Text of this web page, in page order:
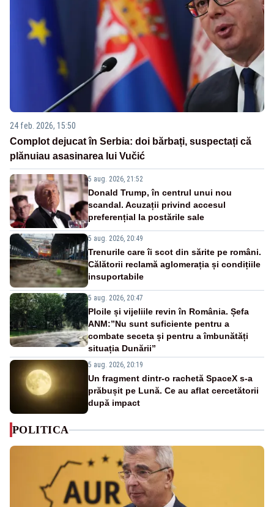
24 feb. 2026, 15:50
Complot dejucat în Serbia: doi bărbați, suspectați că
plănuiau asasinarea lui Vučić
5 aug. 2026, 21:52
Donald Trump, în centrul unui nou
scandal. Acuzații privind accesul
preferențial la postările sale
5 aug. 2026, 20:49
Trenurile care îi scot din sărite pe români.
Călătorii reclamă aglomerația și condițiile
insuportabile
5 aug. 2026, 20:47
Ploile și vijeliile revin în România. Șefa
ANM:”Nu sunt suficiente pentru a
combate seceta și pentru a îmbunătăți
situația Dunării”
5 aug. 2026, 20:19
Un fragment dintr-o rachetă SpaceX s-a
prăbușit pe Lună. Ce au aflat cercetătorii
după impact
POLITICA